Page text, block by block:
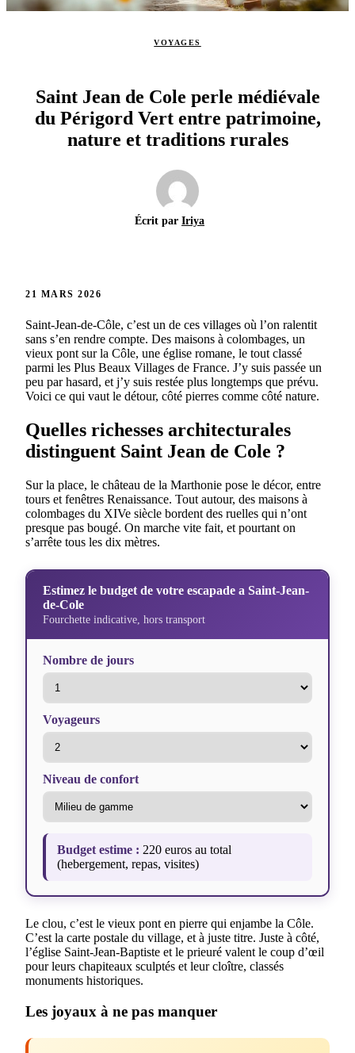
VOYAGES
Saint Jean de Cole perle médiévale
du Périgord Vert entre patrimoine,
nature et traditions rurales
Écrit par Iriya
21 MARS 2026
Saint-Jean-de-Côle, c’est un de ces villages où l’on ralentit
sans s’en rendre compte. Des maisons à colombages, un
vieux pont sur la Côle, une église romane, le tout classé
parmi les Plus Beaux Villages de France. J’y suis passée un
peu par hasard, et j’y suis restée plus longtemps que prévu.
Voici ce qui vaut le détour, côté pierres comme côté nature.
Quelles richesses architecturales
distinguent Saint Jean de Cole ?
Sur la place, le château de la Marthonie pose le décor, entre
tours et fenêtres Renaissance. Tout autour, des maisons à
colombages du XIVe siècle bordent des ruelles qui n’ont
presque pas bougé. On marche vite fait, et pourtant on
s’arrête tous les dix mètres.
Estimez le budget de votre escapade a Saint-Jean-
de-Cole
Fourchette indicative, hors transport
Nombre de jours
Voyageurs
Niveau de confort
Budget estime : 220 euros au total
(hebergement, repas, visites)
Le clou, c’est le vieux pont en pierre qui enjambe la Côle.
C’est la carte postale du village, et à juste titre. Juste à côté,
l’église Saint-Jean-Baptiste et le prieuré valent le coup d’œil
pour leurs chapiteaux sculptés et leur cloître, classés
monuments historiques.
Les joyaux à ne pas manquer